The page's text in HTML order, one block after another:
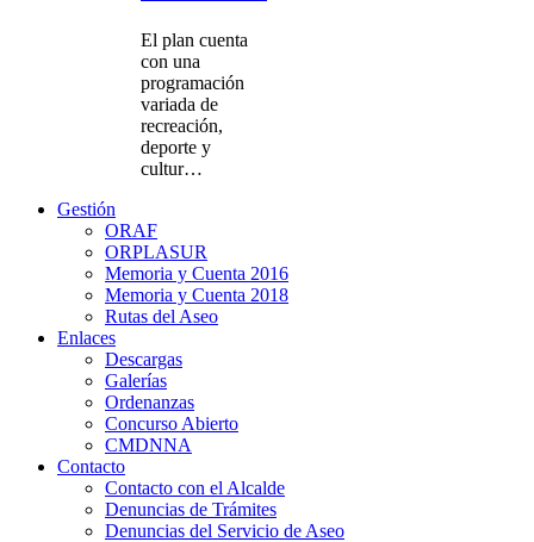
El plan cuenta
con una
programación
variada de
recreación,
deporte y
cultur…
Gestión
ORAF
ORPLASUR
Memoria y Cuenta 2016
Memoria y Cuenta 2018
Rutas del Aseo
Enlaces
Descargas
Galerías
Ordenanzas
Concurso Abierto
CMDNNA
Contacto
Contacto con el Alcalde
Denuncias de Trámites
Denuncias del Servicio de Aseo